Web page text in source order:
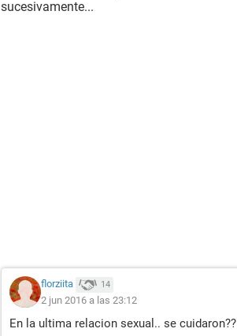
sucesivamente...
florziita 14
2 jun 2016 a las 23:12
En la ultima relacion sexual.. se cuidaron??